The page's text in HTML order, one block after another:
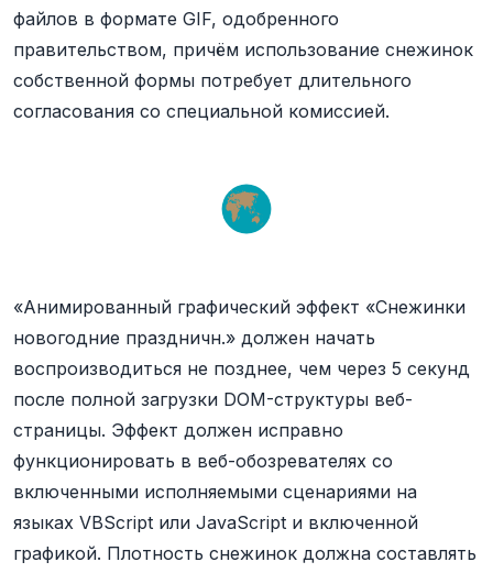
файлов в формате GIF, одобренного
правительством, причём использование снежинок
собственной формы потребует длительного
согласования со специальной комиссией.
«Анимированный графический эффект «Снежинки
новогодние праздничн.» должен начать
воспроизводиться не позднее, чем через 5 секунд
после полной загрузки DOM-структуры веб-
страницы. Эффект должен исправно
функционировать в веб-обозревателях со
включенными исполняемыми сценариями на
языках VBScript или JavaScript и включенной
графикой. Плотность снежинок должна составлять